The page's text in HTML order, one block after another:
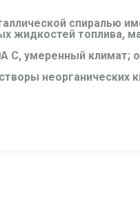
спиралью
жидкостей топлива,
С, умеренный климат;